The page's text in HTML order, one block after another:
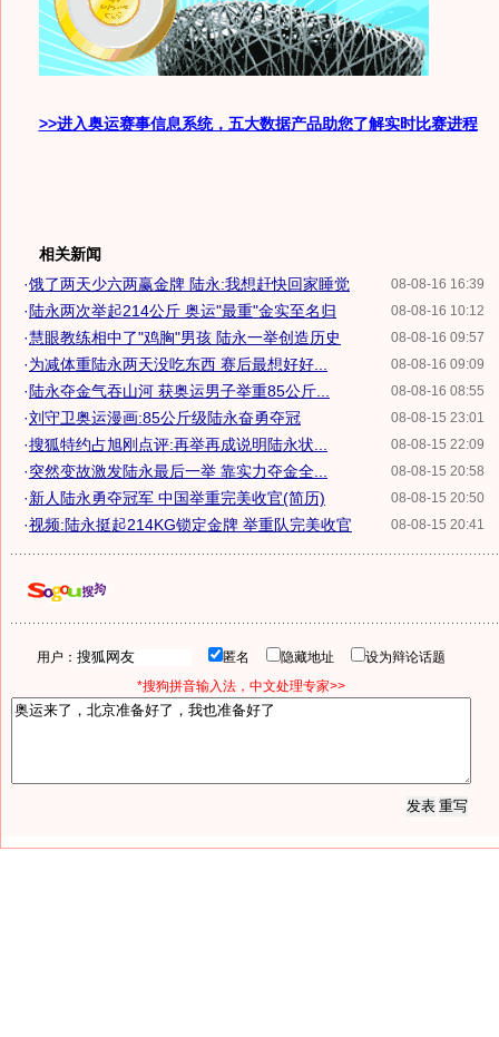
>>进入奥运赛事信息系统，五大数据产品助您了解实时比赛进程
相关新闻
08-08-16 16:39
·饿了两天少六两赢金牌 陆永:我想赶快回家睡觉
08-08-16 10:12
· 陆永两次举起214公斤 奥运"最重"金实至名归
08-08-16 09:57
·慧眼教练相中了"鸡胸"男孩 陆永一举创造历史
08-08-16 09:09
·为减体重陆永两天没吃东西 赛后最想好好...
08-08-16 08:55
· 陆永夺金气吞山河 获奥运男子举重85公斤...
08-08-15 23:01
·刘守卫奥运漫画:85公斤级陆永奋勇夺冠
08-08-15 22:09
·搜狐特约占旭刚点评:再举再成说明陆永状...
08-08-15 20:58
·突然变故激发陆永最后一举 靠实力夺金全...
08-08-15 20:50
·新人陆永勇夺冠军 中国举重完美收官(简历)
08-08-15 20:41
·视频:陆永挺起214KG锁定金牌 举重队完美收官
用户： 匿名 隐藏地址
设为辩论话题
*搜狗拼音输入法，中文处理专家>>